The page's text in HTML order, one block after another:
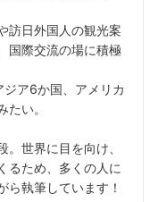
訪日外国人の観光案
国際交流の場に積極
ア6か国、アメリカ
い。
世界に目を向け、
るため、多くの人に
ら執筆しています！